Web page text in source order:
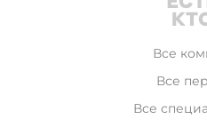
Все
Все
Все